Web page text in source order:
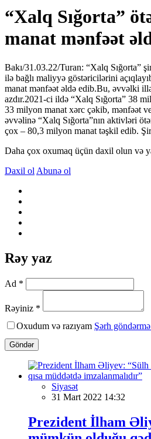
“Xalq Sığorta”
manat mənfəət
Bakı/31.03.22/Turan: “Xalq Sığorta”
ilə bağlı maliyyə göstəricilərini
manat mənfəət əldə edib.Bu, əvvəlki
azdır.2021-ci ildə “Xalq Sığorta” 38
33 milyon manat xərc çəkib, mənfəət
əvvəlinə “Xalq Sığorta”nın aktivləri
çox – 80,3 milyon manat təşkil edib.
Daha çox oxumaq üçün daxil olun və
Daxil ol Abunə ol
Rəy yaz
Ad *
Rəyiniz *
Oxudum və razıyam Şərh
Göndər
Siyasət
31 Mart 2022 14:32
Prezident İlham